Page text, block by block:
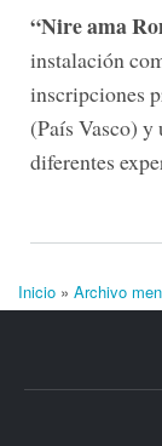
“Nire ama
instalación
inscripciones
(País Vasco)
diferentes
Se encuentra
Inicio » Archivo